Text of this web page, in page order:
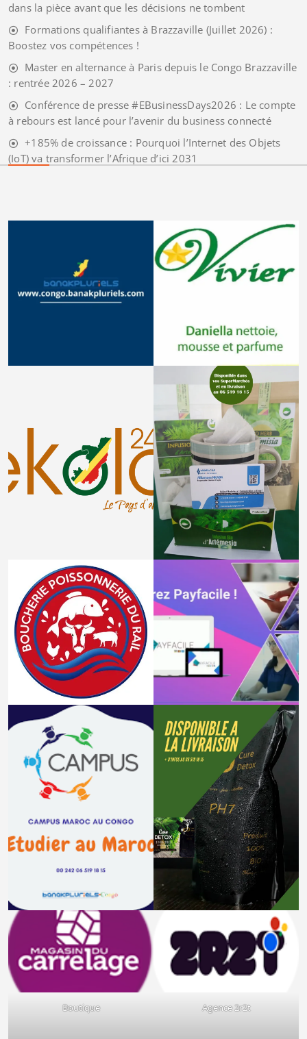
dans la pièce avant que les décisions ne tombent
Formations qualifiantes à Brazzaville (Juillet 2026) :
Boostez vos compétences !
Master en alternance à Paris depuis le Congo Brazzaville
: rentrée 2026 – 2027
Conférence de presse #EBusinessDays2026 : Le compte
à rebours est lancé pour l’avenir du business connecté
+185% de croissance : Pourquoi l’Internet des Objets
(IoT) va transformer l’Afrique d’ici 2031
Boutique Agence 2r2t